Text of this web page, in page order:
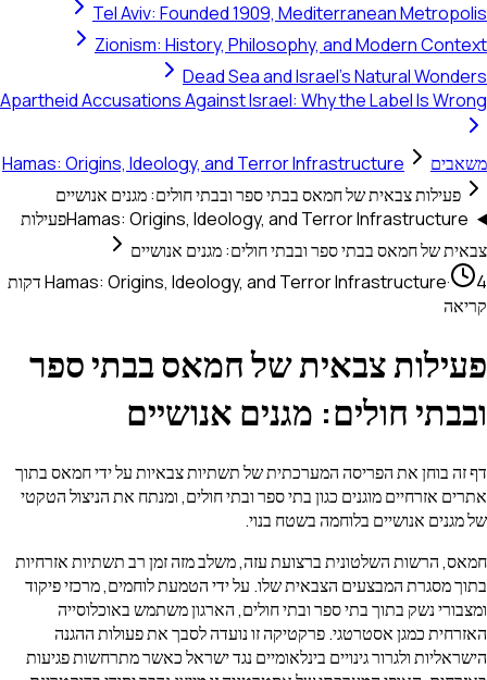
Tel Aviv: Founded 1909, Mediterranean Metropolis
Zionism: History, Philosophy, and Modern Context
Dead Sea and Israel's Natural Wonders
Apartheid Accusations Against Israel: Why the Label Is Wrong
משאבים
Hamas: Origins, Ideology, and Terror Infrastructure
פעילות צבאית של חמאס בבתי ספר ובבתי חולים: מגנים אנושיים
Hamas: Origins, Ideology, and Terror Infrastructureפעילות
צבאית של חמאס בבתי ספר ובבתי חולים: מגנים אנושיים
Hamas: Origins, Ideology, and Terror Infrastructure·
4 דקות
קריאה
פעילות צבאית של חמאס בבתי ספר
ובבתי חולים: מגנים אנושיים
דף זה בוחן את הפריסה המערכתית של תשתיות צבאיות על ידי חמאס בתוך
אתרים אזרחיים מוגנים כגון בתי ספר ובתי חולים, ומנתח את הניצול הטקטי
של מגנים אנושיים בלוחמה בשטח בנוי.
חמאס, הרשות השלטונית ברצועת עזה, משלב מזה זמן רב תשתיות אזרחיות
בתוך מסגרת המבצעים הצבאית שלו. על ידי הטמעת לוחמים, מרכזי פיקוד
ומצבורי נשק בתוך בתי ספר ובתי חולים, הארגון משתמש באוכלוסייה
האזרחית כמגן אסטרטגי. פרקטיקה זו נועדה לסבך את פעולות ההגנה
הישראליות ולגרור גינויים בינלאומיים נגד ישראל כאשר מתרחשות פגיעות